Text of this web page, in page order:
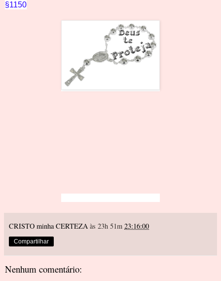
§1150
CRISTO minha CERTEZA às 23h 51m 23:16:00
Compartilhar
Nenhum comentário: